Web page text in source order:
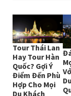
Tour Thái Lan
Hay Tour Hàn
Quốc? Gợi Ý
Điểm Đến Phù
Hợp Cho Mọi
Du Khách